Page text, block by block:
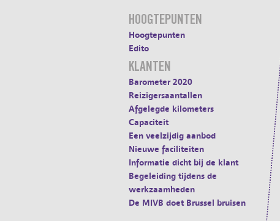
HOOGTEPUNTEN
Hoogtepunten
Edito
KLANTEN
Barometer 2020
Reizigersaantallen
Afgelegde kilometers
Capaciteit
Een veelzijdig aanbod
Nieuwe faciliteiten
Informatie dicht bij de klant
Begeleiding tijdens de
werkzaamheden
De MIVB doet Brussel bruisen